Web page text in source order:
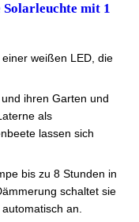
mit 1
weißen LED, die
ihren Garten und
als
lassen sich
bis zu 8 Stunden in
schaltet sie
an.